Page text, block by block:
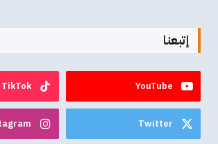
إتبعنا
YouTube
TikTok
Twitter